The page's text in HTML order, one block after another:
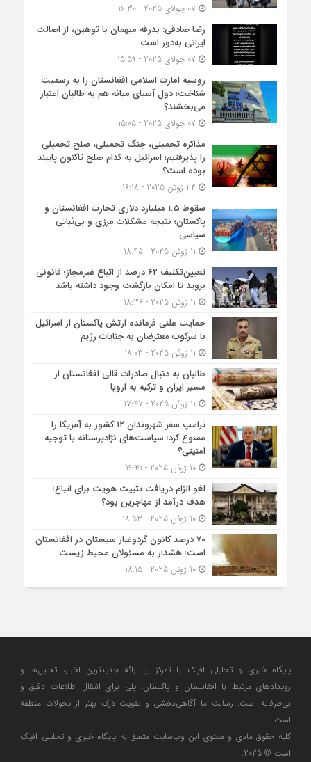
رضا صادقی: بدرقه میهمان با توهین، از اصالت
ایرانی به‌دور است
روسیه امارت اسلامی افغانستان را به رسمیت
شناخت؛ دول آسیای میانه هم به طالبان اعتبار
می‎‌بخشند؟
مذاکره تحمیلی، جنگ تحمیلی، صلح تحمیلی
را پذیرفتیم؛ اسرائیل به کدام صلح تاکنون پایبند
بوده است؟
سقوط ۱.۵ میلیارد دلاری تجارت افغانستان و
پاکستان؛ نتیجه مشکلات مرزی و بی‌ثباتی
سیاسی
تعیین‌تکلیف ۶۲ درصد از اتباع غیرمجاز؛ قانونی
بروید تا امکان بازگشت وجود داشته باشد
حمایت علنی فرمانده ارتش پاکستان از اسرائیل
با سرکوب معترضان به جنایات رژیم
طالبان به دنبال صادرات قالی افغانستان از
مسیر ایران و ترکیه به اروپا
ترامپ سفر شهروندان ۱۲ کشور به آمریکا را
ممنوع کرد؛ سیاست‌های نژادپرستانه یا توجیه
امنیتی؟
10 ژوئن 2025 - 19:41
لغو الزام دریافت تثبیت هویت برای اتباع؛
هدف درآمد از مهاجرین بود؟
10 ژوئن 2025 - 18:53
۷۰ درصد کانون گردوغبار سیستان در افغانستان
است؛ هشدار به مسئولان محیط زیست
10 ژوئن 2025 - 18:15
پایگاه خبری و تحلیلی افپک با تمرکز بر ارائه جدیدترین اخبار، تحلیل‌ها و
رویدادهای مرتبط با افغانستان و پاکستان، پلی برای انتقال اطلاعات دقیق و
بی‌طرفانه است. رسالت ما آگاهی‌بخشی و تقویت درک بهتر از تحولات منطقه
است.
کلیه حقوق مادی و معنوی این وب‌سایت متعلق به پایگاه خبری و تحلیلی افپک
است © 2025.